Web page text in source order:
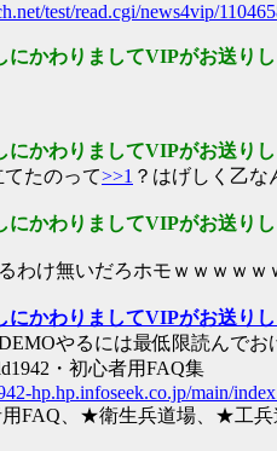
test/read.cgi/news4vip/
にかわりましてVIPがお送り
にかわりましてVIPがお送り
たのって>>1 ？はげしく乙な
にかわりましてVIPがお送り
わけ無いだろホモｗｗｗｗｗ
にかわりましてVIPがお送り
やるには最低限読んで
・初心者用FAQ集
hp.hp.infoseek.co.jp/main/
FAQ、★衛生兵道場、★工兵